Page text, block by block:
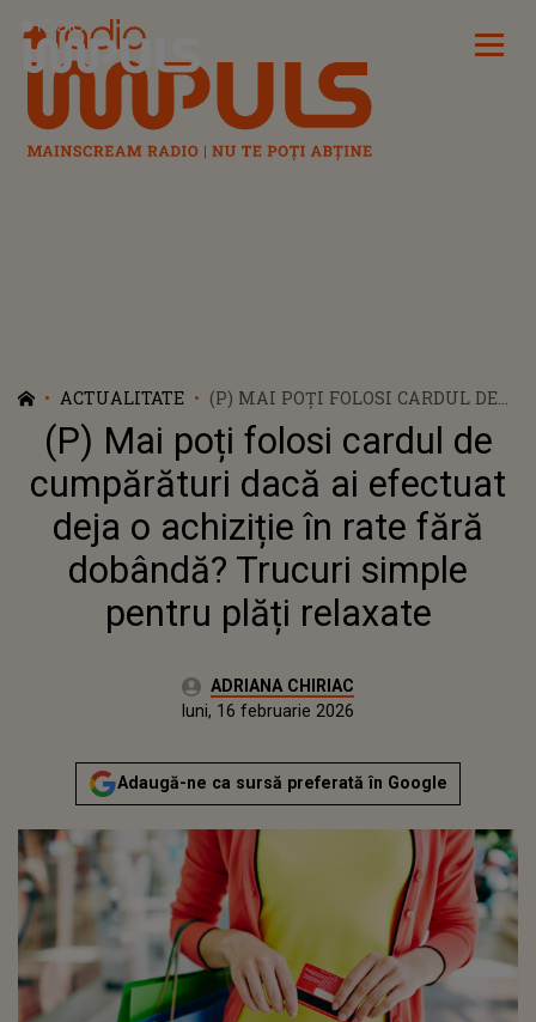
Radio Impuls
ACTUALITATE
(P) MAI POȚI FOLOSI CARDUL DE
CUMPĂRĂTURI DACĂ AI
EFECTUAT DEJA O ACHIZIȚIE ÎN
RATE FĂRĂ DOBÂNDĂ? TRUCURI
SIMPLE PENTRU PLĂȚI RELAXATE
(P) Mai poți folosi cardul de
cumpărături dacă ai efectuat
deja o achiziție în rate fără
dobândă? Trucuri simple
pentru plăți relaxate
Autor:ADRIANA CHIRIAC
luni, 16 februarie 2026Actualizat:
luni, 16 februarie 2026
Adaugă-ne ca sursă preferată în Google